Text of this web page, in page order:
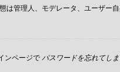
は管理人、モデレータ、ユーザー
ンページで パスワードを忘れてし